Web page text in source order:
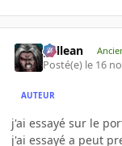
gallean
Posté(e) le 16
AUTEUR
j'ai essayé sur le
j'ai essayé a peut